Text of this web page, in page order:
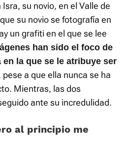
su novio, en el Valle de
su novio se fotografía en
un grafiti en el que se lee
han sido el foco de
la que se le atribuye ser
pese a que ella nunca se ha
Mientras, las dos
ante su incredulidad.
al principio me